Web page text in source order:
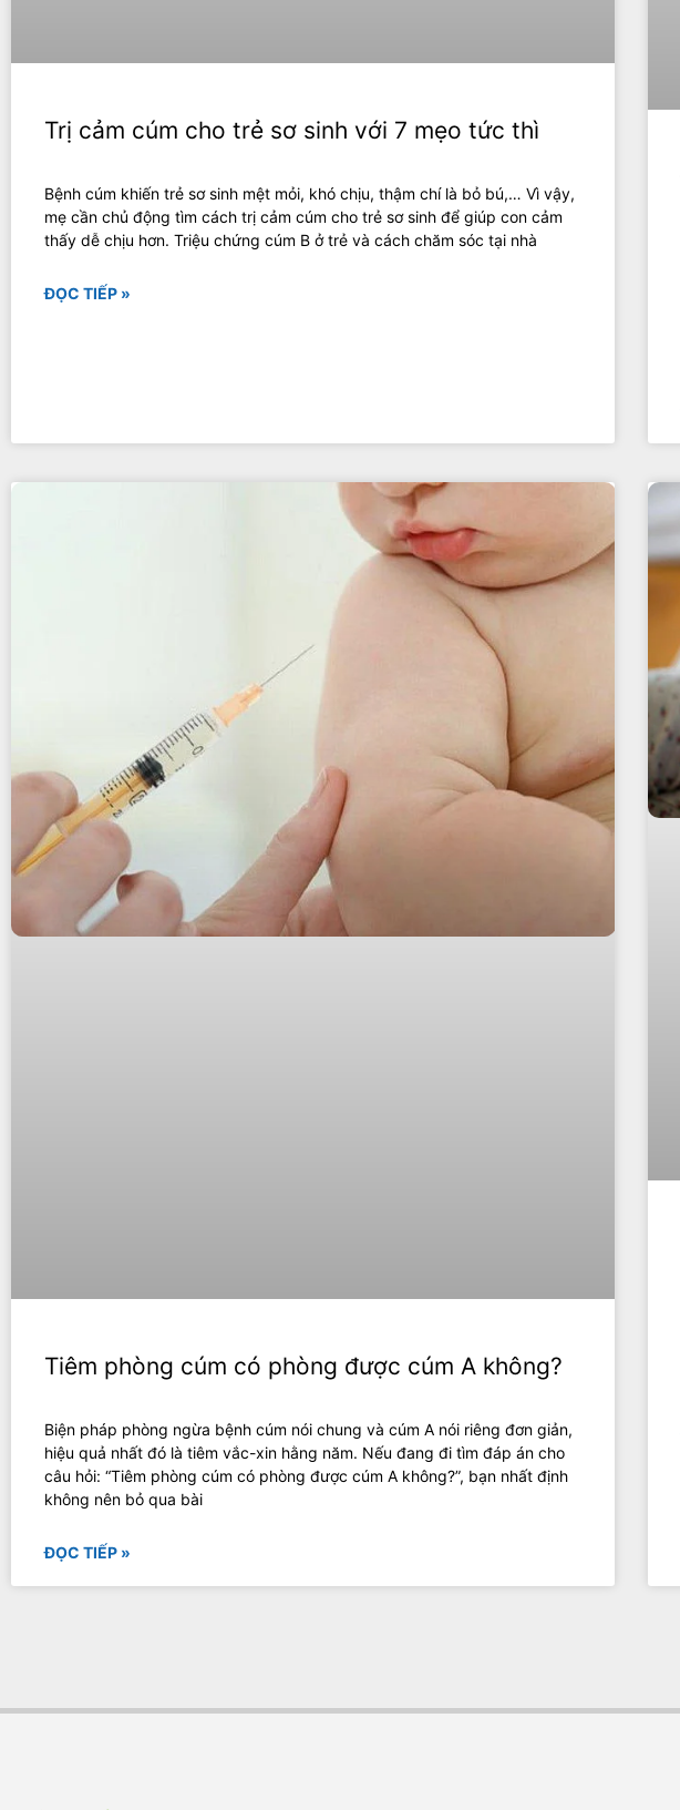
Trị cảm cúm cho trẻ sơ sinh với 7 mẹo tức thì
Bệnh cúm khiến trẻ sơ sinh mệt mỏi, khó chịu, thậm chí là bỏ bú,… Vì vậy,
mẹ cần chủ động tìm cách trị cảm cúm cho trẻ sơ sinh để giúp con cảm
thấy dễ chịu hơn. Triệu chứng cúm B ở trẻ và cách chăm sóc tại nhà
ĐỌC TIẾP »
Tiêm phòng cúm có phòng được cúm A không?
Biện pháp phòng ngừa bệnh cúm nói chung và cúm A nói riêng đơn giản,
hiệu quả nhất đó là tiêm vắc-xin hằng năm. Nếu đang đi tìm đáp án cho
câu hỏi: “Tiêm phòng cúm có phòng được cúm A không?”, bạn nhất định
không nên bỏ qua bài
ĐỌC TIẾP »